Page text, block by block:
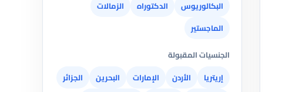
البكالوريوس
الدكتوراه
الزمالات
الماجستير
الجنسيات المقبولة
إريتريا
الأردن الإمارات البحرين
الجزائر